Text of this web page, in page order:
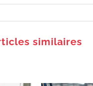
similaires